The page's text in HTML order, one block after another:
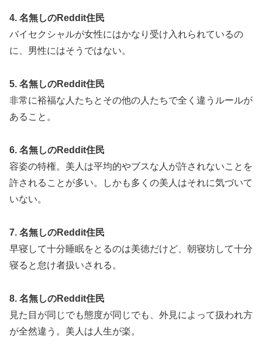
4. 名無しのReddit住民
バイセクシャルが女性にはかなり受け入れられているの
に、男性にはそうではない。
5. 名無しのReddit住民
非常に裕福な人たちとその他の人たちで全く違うルールが
あること。
6. 名無しのReddit住民
容姿の特権。美人は平均的やブスな人が許されないことを
許されることが多い。しかも多くの美人はそれに気づいて
いない。
7. 名無しのReddit住民
早寝して十分睡眠をとるのは美徳だけど、朝寝坊して十分
寝ると怠け者扱いされる。
8. 名無しのReddit住民
見た目が同じでも態度が同じでも、外見によって扱われ方
が全然違う。美人は人生が楽。